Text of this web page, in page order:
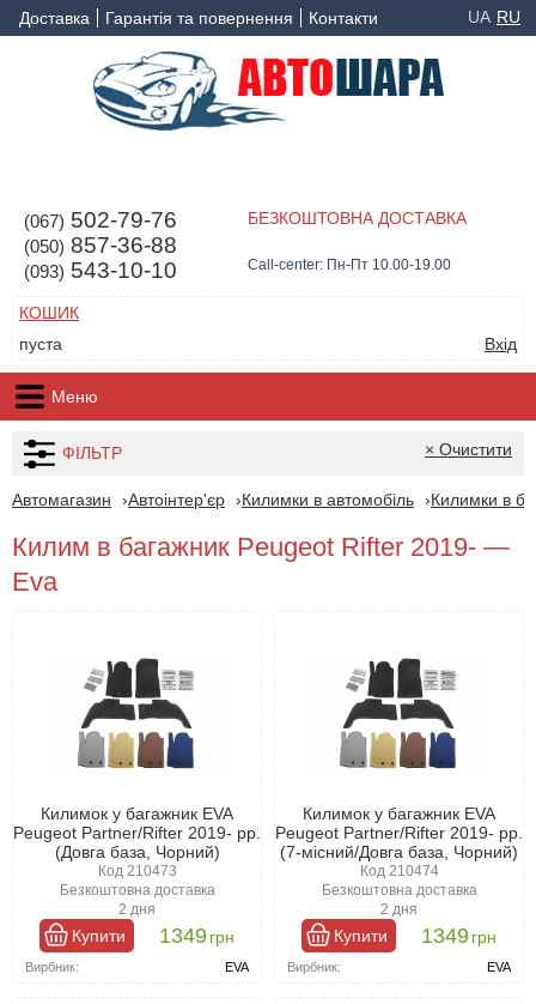
Доставка Гарантія та повернення Контакти UA RU
(067) 502-79-76
(050) 857-36-88
(093) 543-10-10
БЕЗКОШТОВНА ДОСТАВКА
Call-center: Пн-Пт 10.00-19.00
КОШИК
пуста
Вхід
Меню
ФІЛЬТР × Очистити
Автомагазин Автоінтер'єр Килимки в автомобіль Килимки в
Килим в багажник Peugeot Rifter 2019- —
Eva
Килимок у багажник EVA
Peugeot Partner/Rifter 2019- рр.
(Довга база, Чорний)
Код 210473
Безкоштовна доставка
2 дня
Купити 1349грн
Вирбник: EVA
Килимок у багажник EVA
Peugeot Partner/Rifter 2019- рр.
(7-місний/Довга база, Чорний)
Код 210474
Безкоштовна доставка
2 дня
Купити 1349грн
Вирбник: EVA